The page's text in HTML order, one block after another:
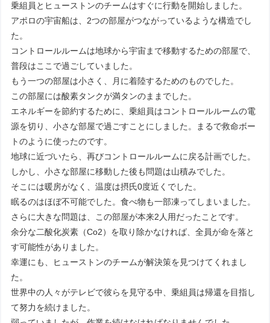
乗組員とヒューストンのチームはすぐに行動を開始しました。
アポロの宇宙船は、2つの部屋がつながっているような構造でし
た。
コントロールルームは地球から宇宙まで移動するための部屋で、
普段はここで過ごしていました。
もう一つの部屋は小さく、月に着陸するためのものでした。
この部屋には酸素タンクが満タンのままでした。
エネルギーを節約するために、乗組員はコントロールルームの電
源を切り、小さな部屋で過ごすことにしました。まるで救命ボー
トのように使ったのです。
地球に近づいたら、再びコントロールルームに戻る計画でした。
しかし、小さな部屋に移動した後も問題は山積みでした。
そこには暖房がなく、温度は摂氏0度近くでした。
眠るのはほぼ不可能でした。食べ物も一部凍ってしまいました。
さらに大きな問題は、この部屋が本来2人用だったことです。
余分な二酸化炭素（Co2）を取り除かなければ、全員が命を落と
す可能性がありました。
幸運にも、ヒューストンのチームが解決策を見つけてくれまし
た。
世界中の人々がテレビで彼らを見守る中、乗組員は帰還を目指し
て努力を続けました。